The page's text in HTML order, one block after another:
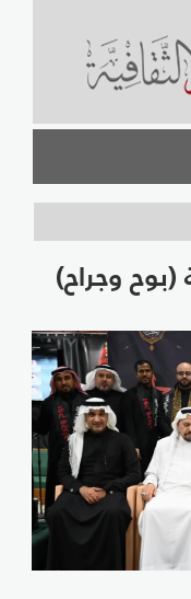
(بوح وجراح)